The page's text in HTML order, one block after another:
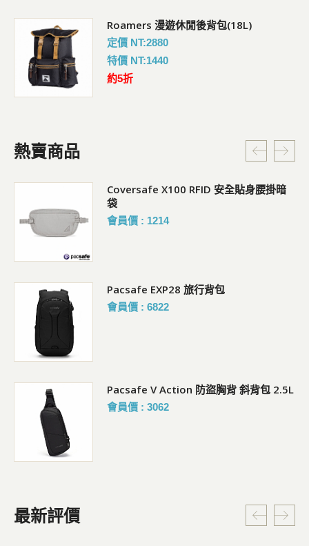
Roamers 漫遊休閒後背包(18L)
定價 NT:2880
特價 NT:1440
約5折
熱賣商品
Coversafe X100 RFID 安全貼身腰掛暗
袋
會員價 : 1214
Pacsafe EXP28 旅行背包
會員價 : 6822
Pacsafe V Action 防盜胸背 斜背包 2.5L
會員價 : 3062
最新評價